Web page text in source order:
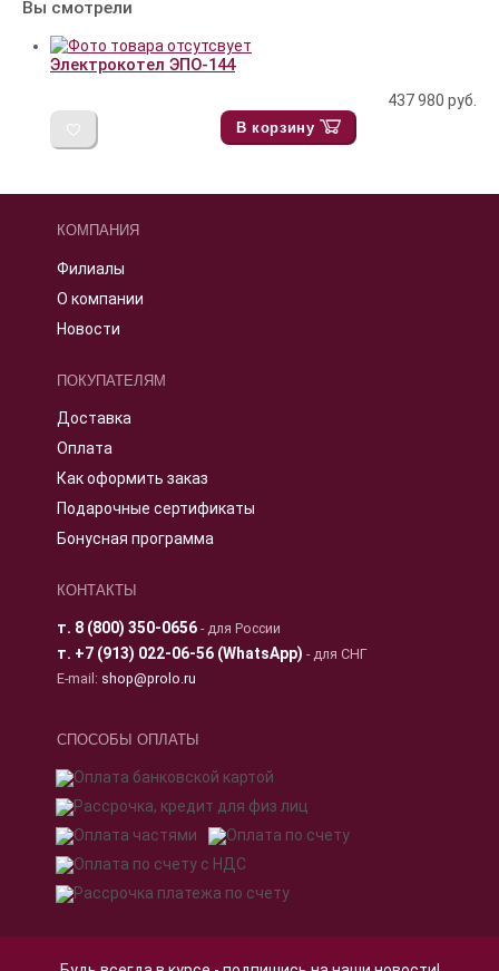
Вы смотрели
Электрокотел ЭПО-144
437 980 руб.
В корзину
КОМПАНИЯ
Филиалы
О компании
Новости
ПОКУПАТЕЛЯМ
Доставка
Оплата
Как оформить заказ
Подарочные сертификаты
Бонусная программа
КОНТАКТЫ
т. 8 (800) 350-0656- для России
т. +7 (913) 022-06-56 (WhatsApp) - для СНГ
E-mail: shop@prolo.ru
СПОСОБЫ ОПЛАТЫ